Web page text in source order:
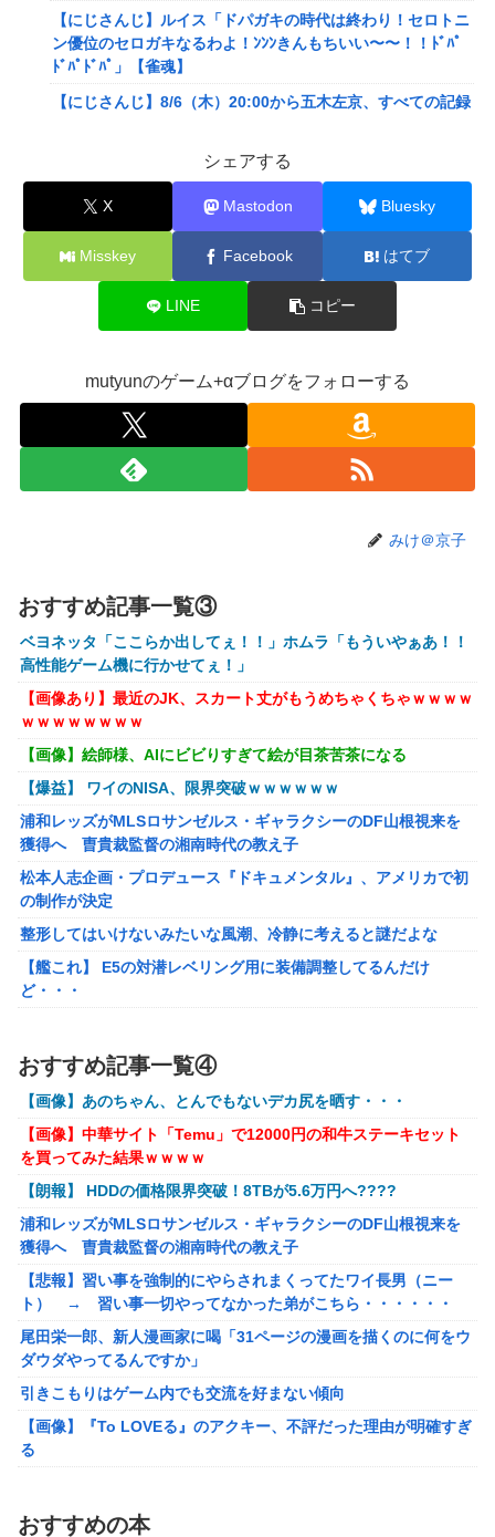
【にじさんじ】ルイス「ドパガキの時代は終わり！セロトニ
ン優位のセロガキなるわよ！ﾝﾝﾝきんもちいい〜〜！！ﾄﾞﾊﾟ
ﾄﾞﾊﾟﾄﾞﾊﾟ」【雀魂】
【にじさんじ】8/6（木）20:00から五木左京、すべての記録
【艦これ】 E5の対潜レベリング用に装備調整してるんだけ
ど・・・
【画像】旅人女子「夜景を撮りたかっただけなのに、故郷の
村が燃やされたみたいになった」←26万ｲｲﾈｗｗｗｗ
【悲報】Mrs. GREEN APPLE、マジで逝くwwwwww
【悲報】結婚相談所職員、子なし女にド正論を述べてしまう
女子小学生｢先生、好き｣ 教師｢くっ…(葛藤｣→我慢できずハ
メ撮りカーセックスして教員免許剥奪
来て・・・・・・
【画像】『To LOVEる』のアクキー、不評だった理由が明
確すぎる
【悲報画像】ブルーロックになんJ民とドッピュン孕ませ男
登場www
【画像】AKBのセンター、レベチな事が世間にバレ始めるｗ
ｗｗｗｗｗｗ
【ガンプラ再販】 HG「ジェスタ (シェザール隊仕様 A班装
備)」「ジェスタ (シェザール隊仕様 B&C班装備)」【11時予
約開始】
【艦これ】みんなもう終わってそうだから聞くんだけど E3-
2ってサブの穴が空いてないダイハツ駆逐並べて 高速＋とか
してるとアホほど時間かかる？
PS4「アイマススターリットシーズン」最新PV「新曲:夏の
Bang!!MV」公開！さらに「体験版」の配信が決定！
【HUNTER×HUNTER】センリツが本気を出せば、BW号を
全滅出来るという事実・・・
お前らが思うバカゲーて何？
成人向けゲーム『ヤリステ メスブター』開発者絶望、銀行
がsteamからの入金を拒否→金が入ってなくても売上金額分
の納税義務あり
【画像】泉「セラス！開けてくれ！セラァス!!」【ラブライ
ブ！蓮ノ空】
除霊ゲームさん、泣く泣くクソアプデしてしまう
シェアする
X Mastodon Bluesky
Misskey Facebook はてブ
LINE コピー
mutyunのゲーム+αブログをフォローする
みけ＠京子
おすすめ記事一覧③
ベヨネッタ「ここらか出してぇ！！」ホムラ「もういやぁあ！！
高性能ゲーム機に行かせてぇ！」
【画像あり】最近のJK、スカート丈がもうめちゃくちゃｗｗｗｗ
ｗｗｗｗｗｗｗｗ
【画像】絵師様、AIにビビりすぎて絵が目茶苦茶になる
【爆益】 ワイのNISA、限界突破ｗｗｗｗｗｗ
浦和レッズがMLSロサンゼルス・ギャラクシーのDF山根視来を
獲得へ 曺貴裁監督の湘南時代の教え子
松本人志企画・プロデュース『ドキュメンタル』、アメリカで初
の制作が決定
整形してはいけないみたいな風潮、冷静に考えると謎だよな
【艦これ】 E5の対潜レベリング用に装備調整してるんだけ
ど・・・
【動画】紐ビキニの白人女子さん、完全にロックオンされてしま
うｗｗｗｗｗｗ
遠方の海岸にヒグマを発見→Pixelの100倍ズームで撮影したら…
【悲報】デジタル化についていけない人たち、ガチで社会から取
り残され始める
オンワード、熊本地震を受け社内ルールを大幅変更
高市首相の被災地動画に批判…木原官房長官「BGMも情報発信の
一つ」
【朗報】マンジャラーワイ、マンジャロ使用して8週間たった結
果
ココリコ遠藤妻「家のエアコン全部変えたら300万円。高すぎま
せんか？」
【悲報】俺、「株の損失」が凄すぎて死にたい・・・
専門家「日本車はダサい、見てて恥ずかしい」
ｽﾀｯﾌに制止されなかった」日本「部長が連絡後の店員行動を証言
おすすめ記事一覧④
【画像】あのちゃん、とんでもないデカ尻を晒す・・・
【画像】中華サイト「Temu」で12000円の和牛ステーキセット
を買ってみた結果ｗｗｗｗ
【朗報】 HDDの価格限界突破！8TBが5.6万円へ????
浦和レッズがMLSロサンゼルス・ギャラクシーのDF山根視来を
獲得へ 曺貴裁監督の湘南時代の教え子
【悲報】習い事を強制的にやらされまくってたワイ長男（ニー
ト） → 習い事一切やってなかった弟がこちら・・・・・・
尾田栄一郎、新人漫画家に喝「31ページの漫画を描くのに何をウ
ダウダやってるんですか」
引きこもりはゲーム内でも交流を好まない傾向
【画像】『To LOVEる』のアクキー、不評だった理由が明確すぎ
る
おすすめの本